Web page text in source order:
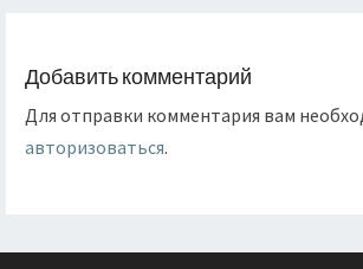
Добавить комментарий
Для отправки комментария вам
авторизоваться.